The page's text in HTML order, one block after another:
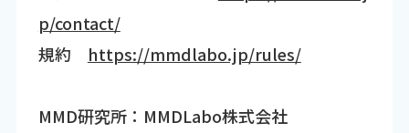
p/contact/
規約 https://mmdlabo.jp/rules/
MMD研究所：MMDLabo株式会社